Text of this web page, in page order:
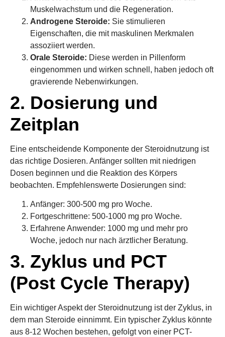
Muskelwachstum und die Regeneration.
Androgene Steroide: Sie stimulieren
Eigenschaften, die mit maskulinen Merkmalen
assoziiert werden.
Orale Steroide: Diese werden in Pillenform
eingenommen und wirken schnell, haben jedoch oft
gravierende Nebenwirkungen.
2. Dosierung und
Zeitplan
Eine entscheidende Komponente der Steroidnutzung ist
das richtige Dosieren. Anfänger sollten mit niedrigen
Dosen beginnen und die Reaktion des Körpers
beobachten. Empfehlenswerte Dosierungen sind:
Anfänger: 300-500 mg pro Woche.
Fortgeschrittene: 500-1000 mg pro Woche.
Erfahrene Anwender: 1000 mg und mehr pro
Woche, jedoch nur nach ärztlicher Beratung.
3. Zyklus und PCT
(Post Cycle Therapy)
Ein wichtiger Aspekt der Steroidnutzung ist der Zyklus, in
dem man Steroide einnimmt. Ein typischer Zyklus könnte
aus 8-12 Wochen bestehen, gefolgt von einer PCT-